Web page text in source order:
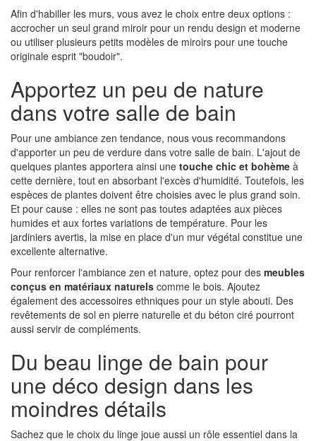
Afin d'habiller les murs, vous avez le choix entre deux options :
accrocher un seul grand miroir pour un rendu design et moderne
ou utiliser plusieurs petits modèles de miroirs pour une touche
originale esprit "boudoir".
Apportez un peu de nature
dans votre salle de bain
Pour une ambiance zen tendance, nous vous recommandons
d'apporter un peu de verdure dans votre salle de bain. L'ajout de
quelques plantes apportera ainsi une touche chic et bohème à
cette dernière, tout en absorbant l'excès d'humidité. Toutefois, les
espèces de plantes doivent être choisies avec le plus grand soin.
Et pour cause : elles ne sont pas toutes adaptées aux pièces
humides et aux fortes variations de température. Pour les
jardiniers avertis, la mise en place d'un mur végétal constitue une
excellente alternative.
Pour renforcer l'ambiance zen et nature, optez pour des meubles
conçus en matériaux naturels comme le bois. Ajoutez
également des accessoires ethniques pour un style abouti. Des
revêtements de sol en pierre naturelle et du béton ciré pourront
aussi servir de compléments.
Du beau linge de bain pour
une déco design dans les
moindres détails
Sachez que le choix du linge joue aussi un rôle essentiel dans la